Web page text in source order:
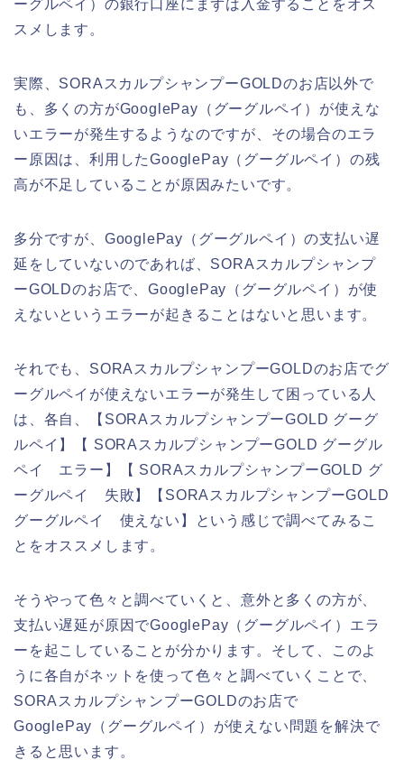
ーグルペイ）の銀行口座にまずは入金することをオス
スメします。
実際、SORAスカルプシャンプーGOLDのお店以外で
も、多くの方がGooglePay（グーグルペイ）が使えな
いエラーが発生するようなのですが、その場合のエラ
ー原因は、利用したGooglePay（グーグルペイ）の残
高が不足していることが原因みたいです。
多分ですが、GooglePay（グーグルペイ）の支払い遅
延をしていないのであれば、SORAスカルプシャンプ
ーGOLDのお店で、GooglePay（グーグルペイ）が使
えないというエラーが起きることはないと思います。
それでも、SORAスカルプシャンプーGOLDのお店でグ
ーグルペイが使えないエラーが発生して困っている人
は、各自、【SORAスカルプシャンプーGOLD グーグ
ルペイ】【 SORAスカルプシャンプーGOLD グーグル
ペイ エラー】【 SORAスカルプシャンプーGOLD グ
ーグルペイ 失敗】【SORAスカルプシャンプーGOLD
グーグルペイ 使えない】という感じで調べてみるこ
とをオススメします。
そうやって色々と調べていくと、意外と多くの方が、
支払い遅延が原因でGooglePay（グーグルペイ）エラ
ーを起こしていることが分かります。そして、このよ
うに各自がネットを使って色々と調べていくことで、
SORAスカルプシャンプーGOLDのお店で
GooglePay（グーグルペイ）が使えない問題を解決で
きると思います。